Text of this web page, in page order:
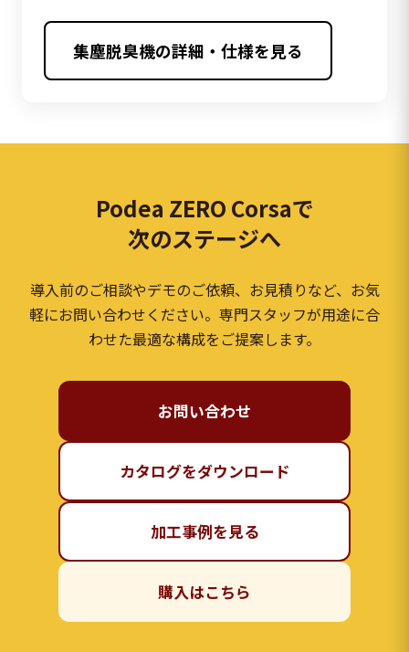
集塵脱臭機の詳細・仕様を見る
Podea ZERO Corsaで
次のステージへ
導入前のご相談やデモのご依頼、お見積りなど、お気
軽にお問い合わせください。専門スタッフが用途に合
わせた最適な構成をご提案します。
お問い合わせ
カタログをダウンロード
加工事例を見る
購入はこちら